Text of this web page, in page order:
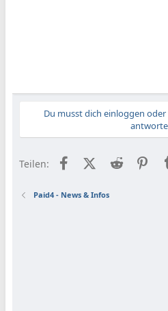
Du musst dich einloggen
Teilen: FacebookX (Twitter)
Reddit
Paid4 - News & Infos